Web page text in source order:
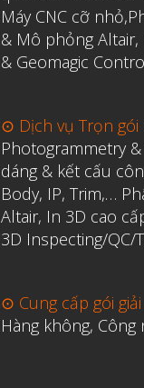
Máy CNC cỡ nhỏ,
& Mô phỏng Altair,
& Geomagic
⊙ Dịch vụ Trọn gói
Photogrammetry
dáng & kết cấu
Body, IP, Trim,…
Altair, In 3D cao
3D Inspecting/QC/
⊙ Cung cấp gói
Hàng không, Công